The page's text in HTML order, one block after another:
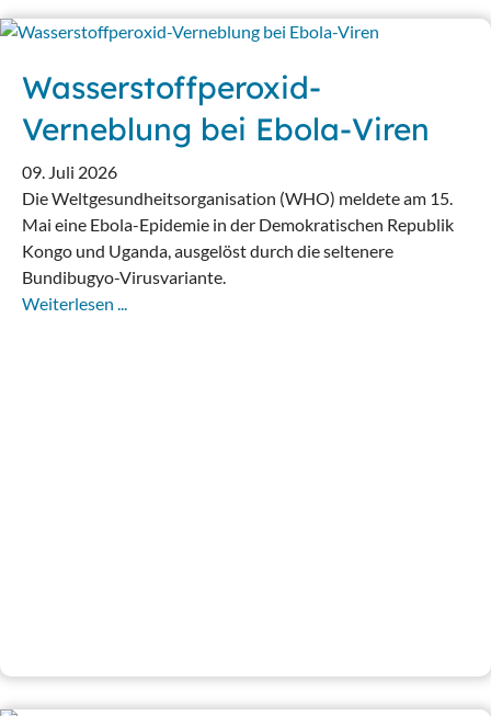
Wasserstoffperoxid-
Verneblung bei Ebola-Viren
09. Juli 2026
Die Weltgesundheitsorganisation (WHO) meldete am 15.
Mai eine Ebola-Epidemie in der Demokratischen Republik
Kongo und Uganda, ausgelöst durch die seltenere
Bundibugyo-Virusvariante.
Weiterlesen ...